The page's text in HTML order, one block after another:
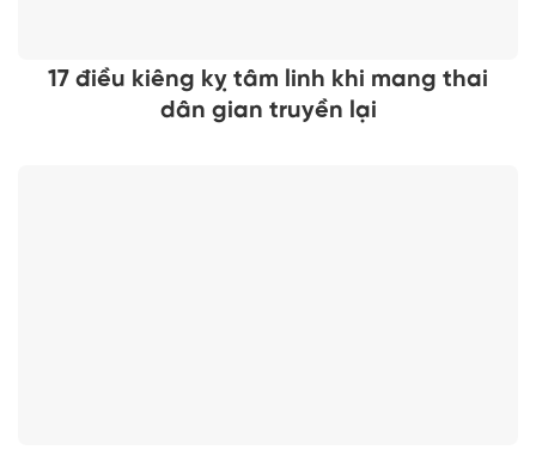
17 điều kiêng kỵ tâm linh khi mang thai
dân gian truyền lại